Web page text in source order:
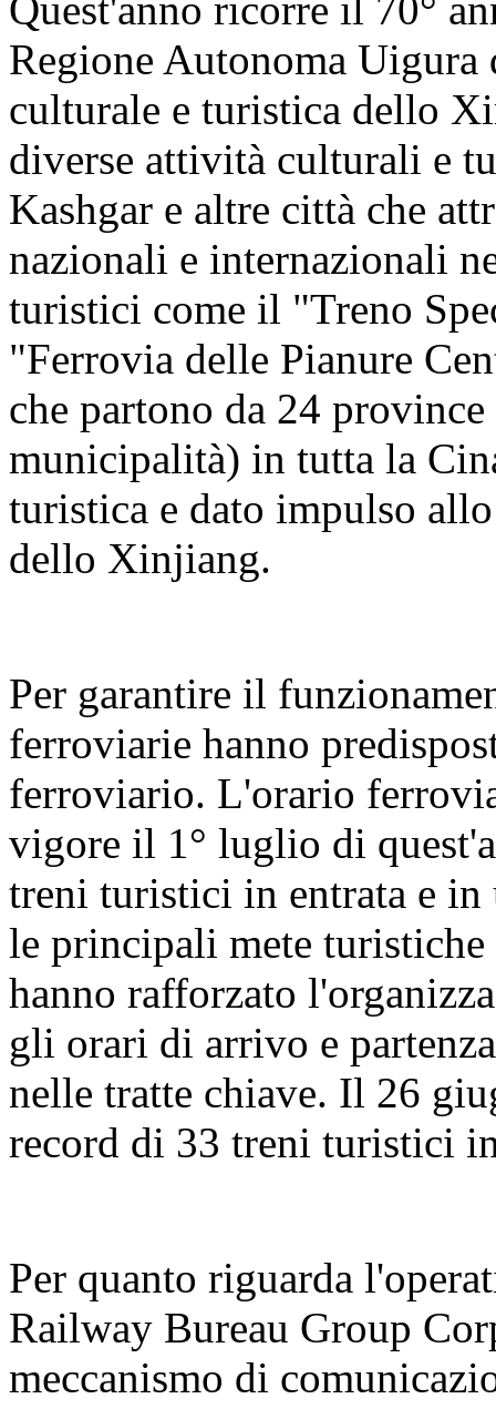
Regione Autonoma
culturale e turistica dello
diverse attività culturali e
Kashgar e altre città che
nazionali e internazionali
turistici come il "Treno
"Ferrovia delle Pianure
che partono da 24
municipalità) in tutta la
turistica e dato impulso
dello Xinjiang.
Per garantire il
ferroviarie hanno
ferroviario. L'orario
vigore il 1° luglio di
treni turistici in entrata e
le principali mete
hanno rafforzato
gli orari di arrivo e
nelle tratte chiave. Il 26
record di 33 treni turistici
Per quanto riguarda
Railway Bureau Group
meccanismo di